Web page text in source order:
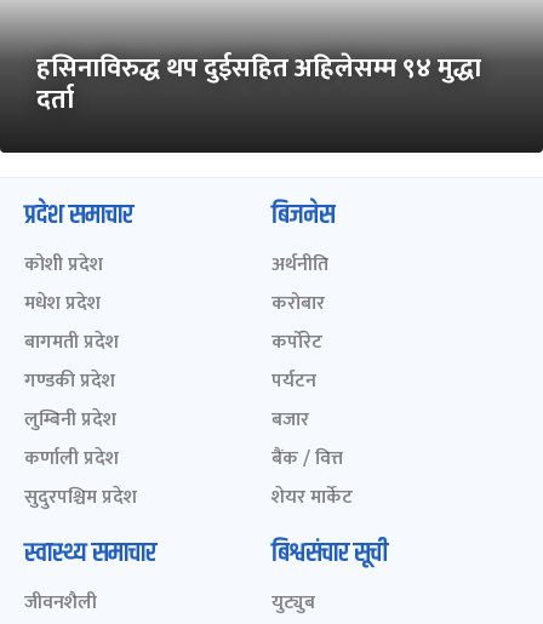
हसिनाविरुद्ध थप दुईसहित अहिलेसम्म ९४ मुद्धा
दर्ता
प्रदेश समाचार
कोशी प्रदेश
मधेश प्रदेश
बागमती प्रदेश
गण्डकी प्रदेश
लुम्बिनी प्रदेश
कर्णाली प्रदेश
सुदुरपश्चिम प्रदेश
बिजनेस
अर्थनीति
करोबार
कर्पोरेट
पर्यटन
बजार
बैंक / वित्त
शेयर मार्केट
स्वास्थ्य समाचार
जीवनशैली
बिश्वसंचार सूची
युट्युब